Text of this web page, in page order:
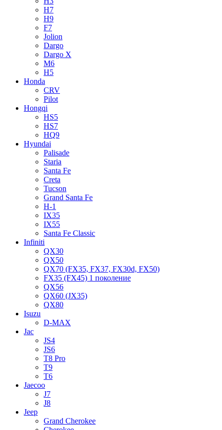
H7
H9
F7
Jolion
Dargo
Dargo X
M6
H5
Honda
CRV
Pilot
Hongqi
HS5
HS7
HQ9
Hyundai
Palisade
Staria
Santa Fe
Creta
Tucson
Grand Santa Fe
H-1
IX35
IX55
Santa Fe Classic
Infiniti
QX30
QX50
QX70 (FX35, FX37, FX30d, FX50)
FX35 (FX45) 1 поколение
QX56
QX60 (JX35)
QX80
Isuzu
D-MAX
Jac
JS4
JS6
T8 Pro
T9
T6
Jaecoo
J7
J8
Jeep
Grand Cherokee